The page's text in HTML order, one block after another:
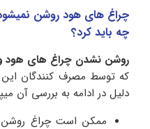
چراغ های هود روشن
چه باید کرد؟
روشن نشدن چراغ های هود
که توسط مصرف کنندگان
دلیل در ادامه به بررسی آن
ممکن است چراغ